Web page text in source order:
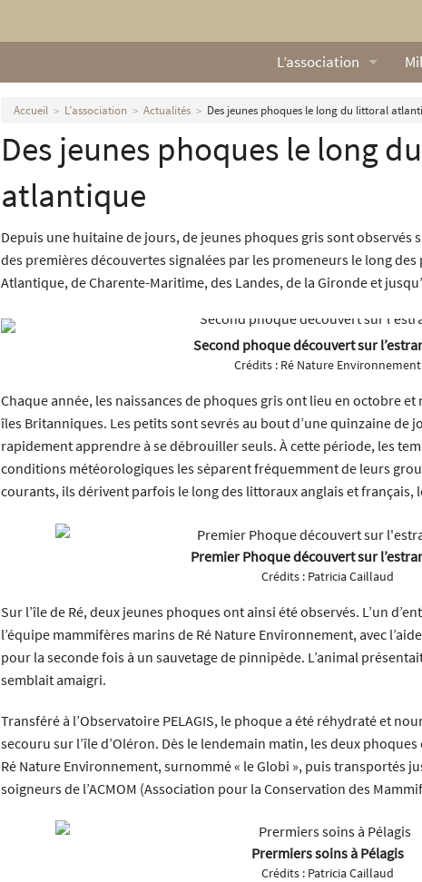
L’association
Qui sommes nous ?
Nos missions
Nos partenaires
Actualités
Accueil L’association Actualités Des jeunes phoques le long du littoral
Des jeunes phoques le long
atlantique
Depuis une huitaine de jours, de jeunes phoques gris sont observés
des premières découvertes signalées par les promeneurs le long des
Atlantique, de Charente-Maritime, des Landes, de la Gironde et
Second phoque découvert sur
Crédits : Ré Nature Environnement
Chaque année, les naissances de phoques gris ont lieu en octobre
îles Britanniques. Les petits sont sevrés au bout d’une quinzaine de
rapidement apprendre à se débrouiller seuls. À cette période, les
conditions météorologiques les séparent fréquemment de leurs
courants, ils dérivent parfois le long des littoraux anglais et français,
Premier Phoque découvert sur
Crédits : Patricia Caillaud
Sur l’île de Ré, deux jeunes phoques ont ainsi été observés. L’un
l’équipe mammifères marins de Ré Nature Environnement, avec
pour la seconde fois à un sauvetage de pinnipède. L’animal
semblait amaigri.
Transféré à l’Observatoire PELAGIS, le phoque a été réhydraté et
secouru sur l’île d’Oléron. Dès le lendemain matin, les deux
Ré Nature Environnement, surnommé « le Globi », puis transportés
soigneurs de l’ACMOM (Association pour la Conservation des
Prermiers soins à Pélagis
Crédits : Patricia Caillaud